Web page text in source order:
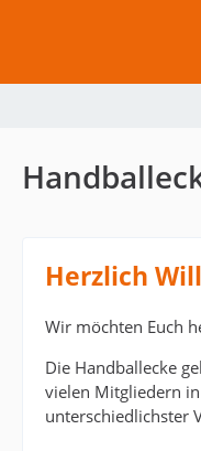
Herzlich
Wir möchten Euch
Die Handballecke
vielen Mitgliedern
unterschiedlichster